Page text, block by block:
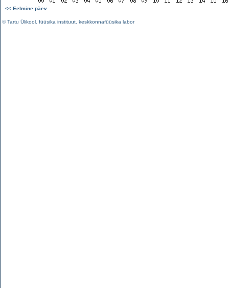
<< Eelmine päev
©Tartu Ülikool füüsika instituut keskkonnafüüsika labor